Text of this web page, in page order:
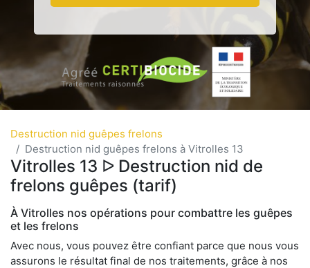
Destruction nid guêpes frelons
Destruction nid guêpes frelons à Vitrolles 13
Vitrolles 13 ᐅ Destruction nid de
frelons guêpes (tarif)
À Vitrolles nos opérations pour combattre les guêpes
et les frelons
Avec nous, vous pouvez être confiant parce que nous vous
assurons le résultat final de nos traitements, grâce à nos